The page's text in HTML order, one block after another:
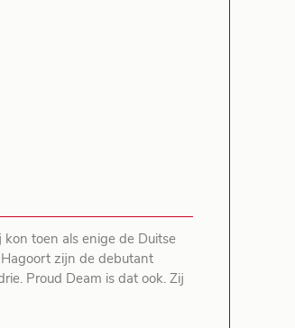
toen als enige de Duitse
zijn de debutant
Proud Deam is dat ook. Zij